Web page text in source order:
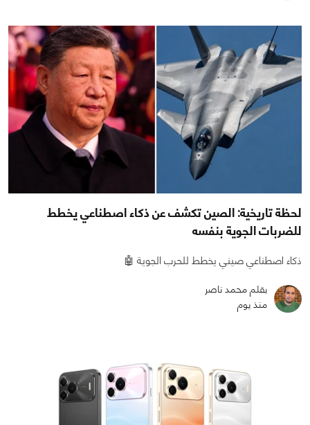
لحظة تاريخية: الصين تكشف عن ذكاء اصطناعي يخطط
للضربات الجوية بنفسه
ذكاء اصطناعي صيني يخطط للحرب الجوية 🤖
بقلم محمد ناصر
منذ يوم